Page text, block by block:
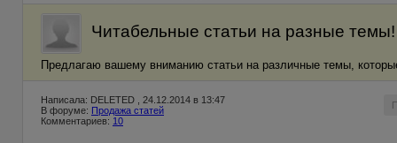
Читабельные статьи на разные темы!
Предлагаю вашему вниманию статьи на различные темы,
Написала: DELETED , 24.12.2014 в 13:47
В форуме: Продажа статей
Комментариев: 10